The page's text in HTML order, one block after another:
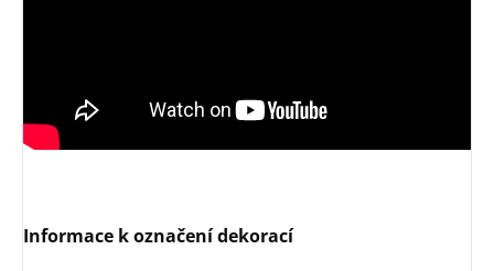
Informace k označení dekorací